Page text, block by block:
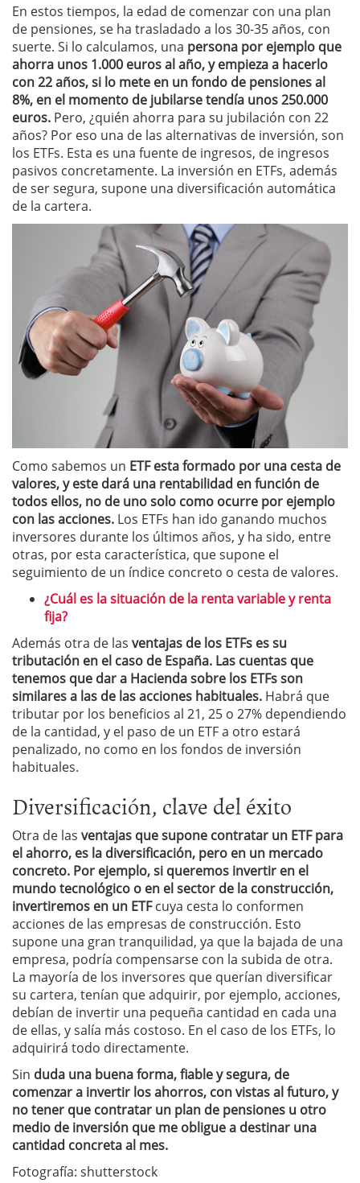
En estos tiempos, la edad de comenzar con una plan
de pensiones, se ha trasladado a los 30-35 años, con
suerte. Si lo calculamos, una persona por ejemplo que
ahorra unos 1.000 euros al año, y empieza a hacerlo
con 22 años, si lo mete en un fondo de pensiones al
8%, en el momento de jubilarse tendía unos 250.000
euros. Pero, ¿quién ahorra para su jubilación con 22
años? Por eso una de las alternativas de inversión, son
los ETFs. Esta es una fuente de ingresos, de ingresos
pasivos concretamente. La inversión en ETFs, además
de ser segura, supone una diversificación automática
de la cartera.
Como sabemos un ETF esta formado por una cesta de
valores, y este dará una rentabilidad en función de
todos ellos, no de uno solo como ocurre por ejemplo
con las acciones. Los ETFs han ido ganando muchos
inversores durante los últimos años, y ha sido, entre
otras, por esta característica, que supone el
seguimiento de un índice concreto o cesta de valores.
¿Cuál es la situación de la renta variable y renta
fija?
Además otra de las ventajas de los ETFs es su
tributación en el caso de España. Las cuentas que
tenemos que dar a Hacienda sobre los ETFs son
similares a las de las acciones habituales. Habrá que
tributar por los beneficios al 21, 25 o 27% dependiendo
de la cantidad, y el paso de un ETF a otro estará
penalizado, no como en los fondos de inversión
habituales.
Diversificación, clave del éxito
Otra de las ventajas que supone contratar un ETF para
el ahorro, es la diversificación, pero en un mercado
concreto. Por ejemplo, si queremos invertir en el
mundo tecnológico o en el sector de la construcción,
invertiremos en un ETFcuya cesta lo conformen
acciones de las empresas de construcción. Esto
supone una gran tranquilidad, ya que la bajada de una
empresa, podría compensarse con la subida de otra.
La mayoría de los inversores que querían diversificar
su cartera, tenían que adquirir, por ejemplo, acciones,
debían de invertir una pequeña cantidad en cada una
de ellas, y salía más costoso. En el caso de los ETFs, lo
adquirirá todo directamente.
Sin duda una buena forma, fiable y segura, de
comenzar a invertir los ahorros, con vistas al futuro, y
no tener que contratar un plan de pensiones u otro
medio de inversión que me obligue a destinar una
cantidad concreta al mes.
Fotografía: shutterstock